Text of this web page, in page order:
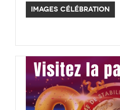
IMAGES CÉLÉBRATION